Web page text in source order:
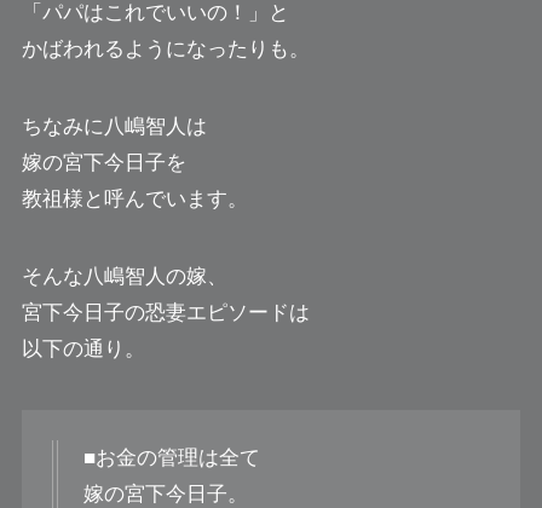
「パパはこれでいいの！」と
かばわれるようになったりも。
ちなみに八嶋智人は
嫁の宮下今日子を
教祖様と呼んでいます。
そんな八嶋智人の嫁、
宮下今日子の恐妻エピソードは
以下の通り。
■お金の管理は全て
嫁の宮下今日子。